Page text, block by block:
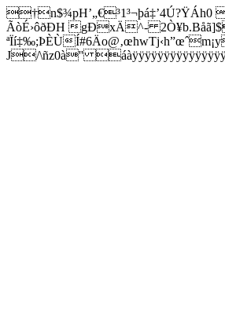
ÃòÉ›ôðÐH gÐxÄ^-
ªÏí‡‰;ÞÈÙ
J/\ñz0à''